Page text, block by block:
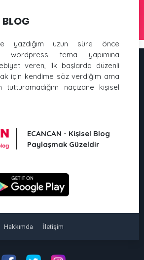
BLOG
yazdığım uzun süre önce
wordpress tema yapımına
veren, ilk başlarda düzenli
için kendime söz verdiğim ama
naçizane kişisel
ECANCAN - Kişisel Blog
Paylaşmak Güzeldir
Hakkımda İletişim